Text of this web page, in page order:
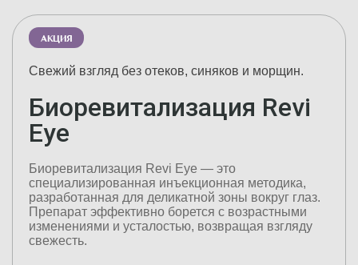
АКЦИЯ
Свежий взгляд без отеков, синяков и морщин.
Биоревитализация Revi
Eye
Биоревитализация Revi Eye — это
специализированная инъекционная методика,
разработанная для деликатной зоны вокруг глаз.
Препарат эффективно борется с возрастными
изменениями и усталостью, возвращая взгляду
свежесть.